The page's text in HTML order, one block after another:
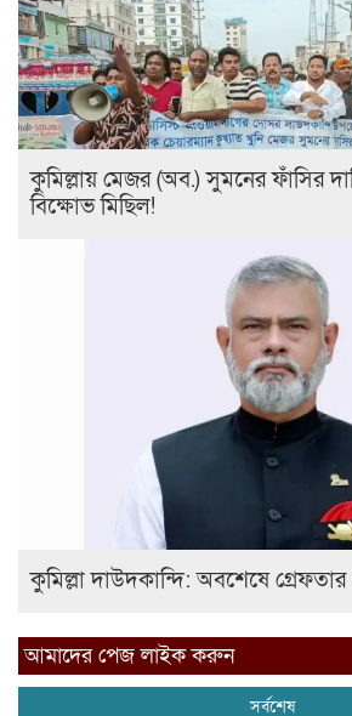
কুমিল্লায় মেজর (অব.) সুমনের ফাঁসির
বিক্ষোভ মিছিল!
কুমিল্লা দাউদকান্দি: অবশেষে
আমাদের পেজ লাইক করুন
সর্বশেষ